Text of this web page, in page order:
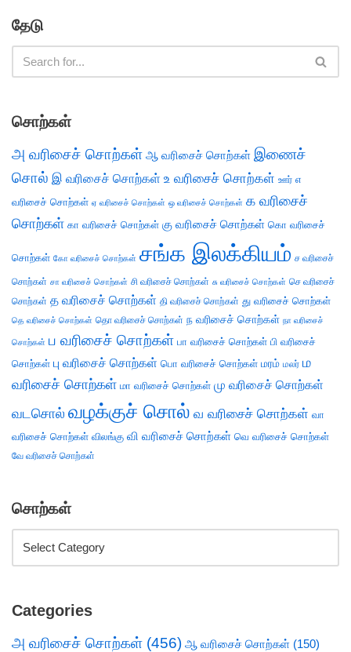
தேடு
சொற்கள்
அ வரிசைச் சொற்கள் ஆ வரிசைச் சொற்கள் இணைச்
சொல் இ வரிசைச் சொற்கள் உ வரிசைச் சொற்கள் ஊர் எ
வரிசைச் சொற்கள் ஏ வரிசைச் சொற்கள் ஒ வரிசைச் சொற்கள் க வரிசைச்
சொற்கள் கா வரிசைச் சொற்கள் கு வரிசைச் சொற்கள் கொ வரிசைச்
சொற்கள் கோ வரிசைச் சொற்கள் சங்க இலக்கியம் ச வரிசைச்
சொற்கள் சா வரிசைச் சொற்கள் சி வரிசைச் சொற்கள் சு வரிசைச் சொற்கள் செ வரிசைச்
சொற்கள் த வரிசைச் சொற்கள் தி வரிசைச் சொற்கள் து வரிசைச் சொற்கள்
தெ வரிசைச் சொற்கள் தொ வரிசைச் சொற்கள் ந வரிசைச் சொற்கள் நா வரிசைச்
சொற்கள் ப வரிசைச் சொற்கள் பா வரிசைச் சொற்கள் பி வரிசைச்
சொற்கள் பு வரிசைச் சொற்கள் பொ வரிசைச் சொற்கள் மரம் மலர் ம
வரிசைச் சொற்கள் மா வரிசைச் சொற்கள் மு வரிசைச் சொற்கள்
வடசொல் வழக்குச் சொல் வ வரிசைச் சொற்கள் வா
வரிசைச் சொற்கள் விலங்கு வி வரிசைச் சொற்கள் வெ வரிசைச் சொற்கள்
வே வரிசைச் சொற்கள்
சொற்கள்
Categories
அ வரிசைச் சொற்கள் (456) ஆ வரிசைச் சொற்கள் (150)